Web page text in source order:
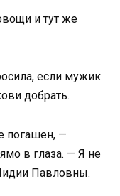
и тут же
если мужик
добрать.
погашен, —
в глаза. — Я не
Павловны.